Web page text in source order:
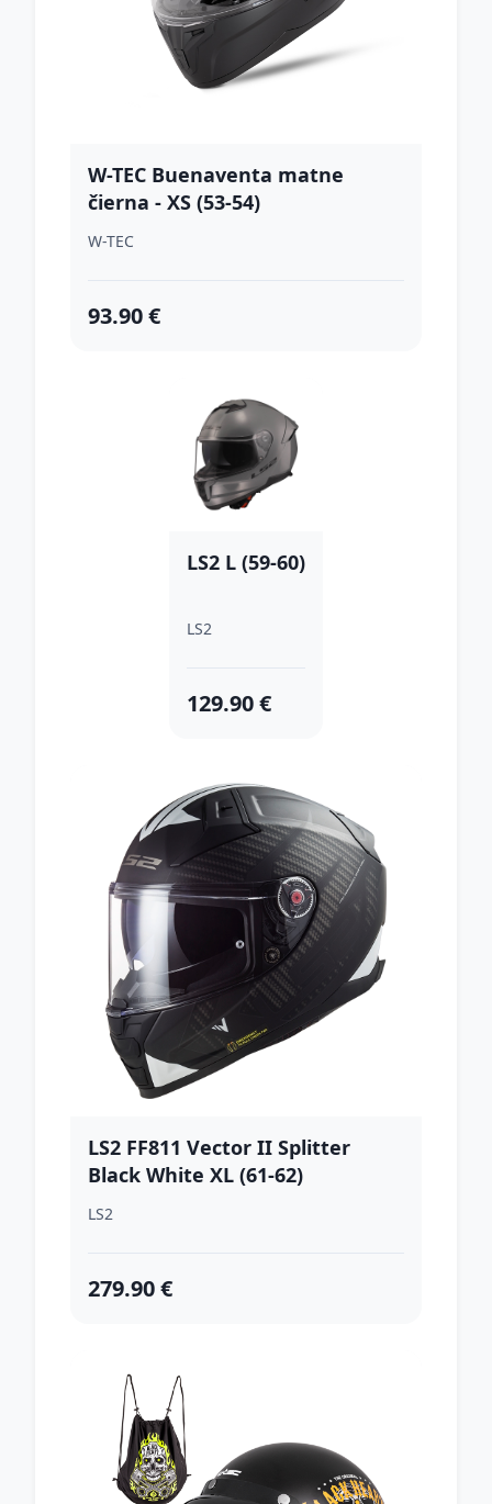
W-TEC Buenaventa matne
čierna - XS (53-54)
W-TEC
93.90 €
LS2 L (59-60)
LS2
129.90 €
LS2 FF811 Vector II Splitter
Black White XL (61-62)
LS2
279.90 €